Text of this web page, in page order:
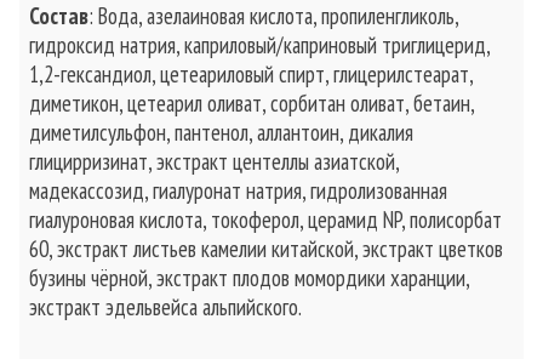
Состав: Вода, азелаиновая кислота, пропиленгликоль,
гидроксид натрия, каприловый/каприновый триглицерид,
1,2-гександиол, цетеариловый спирт, глицерилстеарат,
диметикон, цетеарил оливат, сорбитан оливат, бетаин,
диметилсульфон, пантенол, аллантоин, дикалия
глицирризинат, экстракт центеллы азиатской,
мадекассозид, гиалуронат натрия, гидролизованная
гиалуроновая кислота, токоферол, церамид NP, полисорбат
60, экстракт листьев камелии китайской, экстракт цветков
бузины чёрной, экстракт плодов момордики харанции,
экстракт эдельвейса альпийского.